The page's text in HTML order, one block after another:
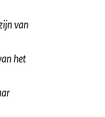
van
het